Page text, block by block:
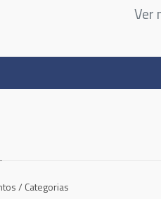
Ver
/ Categorias